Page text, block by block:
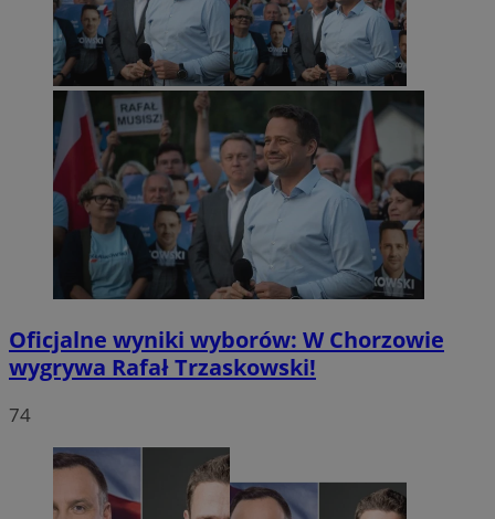
Oficjalne wyniki wyborów: W Chorzowie
wygrywa Rafał Trzaskowski!
74